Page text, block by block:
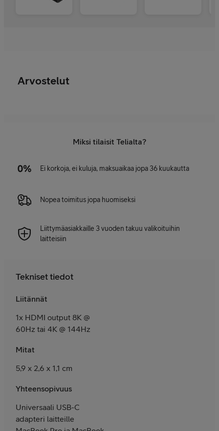
Arvostelut
Miksi tilaisit Telialta?
Ei korkoja, ei kuluja, maksuaikaa jopa 36 kuukautta
Nopea toimitus jopa huomiseksi
Liittymäasiakkaille 3 vuoden takuu valikoituihin
laitteisiin
Tekniset tiedot
Liitännät
1x HDMI output 8K @
60Hz tai 4K @ 144Hz
Mitat
5,9 x 2,6 x 1,1 cm
Yhteensopivuus
Universaali USB-C
adapteri laitteille